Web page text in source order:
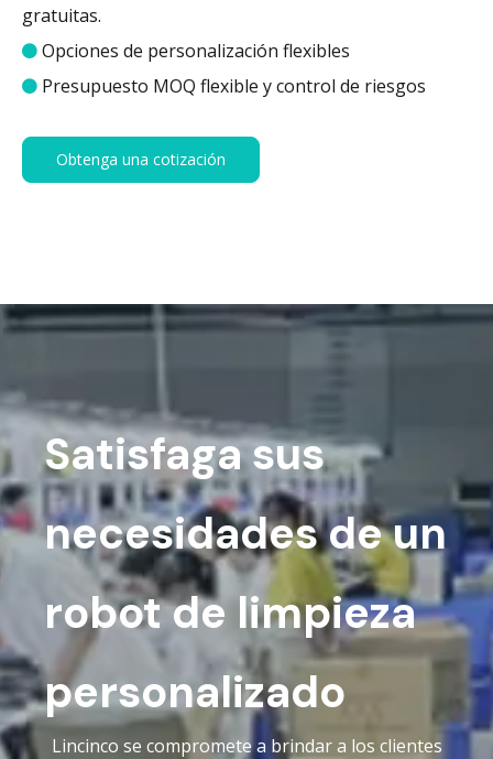
gratuitas.
 Opciones de personalización flexibles
 Presupuesto MOQ flexible y control de riesgos
Obtenga una cotización
Satisfaga sus
necesidades de un
robot de limpieza
personalizado
Lincinco se compromete a brindar a los clientes